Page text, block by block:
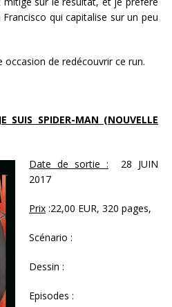
qui capitalise sur un peu
occasion de redécouvrir ce run.
SUIS SPIDER-MAN (NOUVELLE
Date de sortie : 28 JUIN
2017
Prix :22,00 EUR, 320 pages,
Scénario :
Dessin :
Episodes :